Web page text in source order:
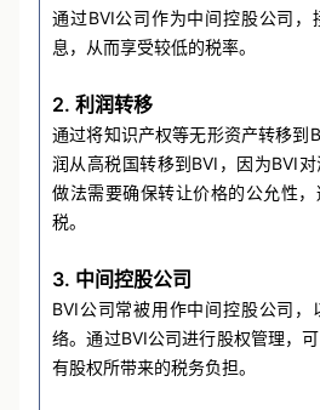
通过BVI公司作为中间控股公司，
息，从而享受较低的税率。
2. 利润转移
通过将知识产权等无形资产转移到
润从高税国转移到BVI，因为BVI
做法需要确保转让价格的公允性
税。
3. 中间控股公司
BVI公司常被用作中间控股公司，
络。通过BVI公司进行股权管理，
有股权所带来的税务负担。